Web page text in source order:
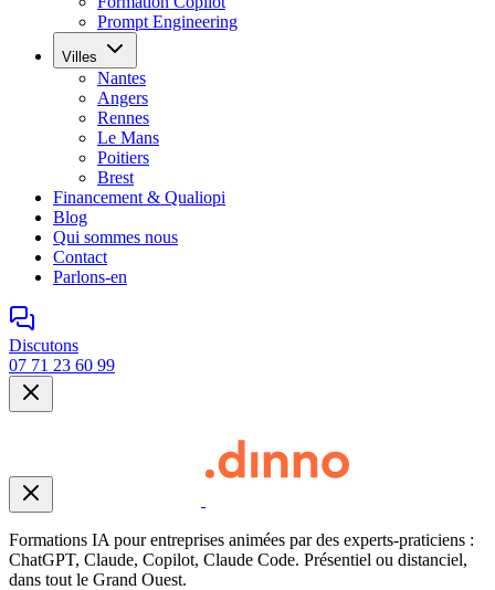
Prompt Engineering
Villes
Nantes
Angers
Rennes
Le Mans
Poitiers
Brest
Financement & Qualiopi
Blog
Qui sommes nous
Contact
Parlons-en
Discutons
07 71 23 60 99
Formations IA pour entreprises animées par des experts-praticiens :
ChatGPT, Claude, Copilot, Claude Code. Présentiel ou distanciel,
dans tout le Grand Ouest.